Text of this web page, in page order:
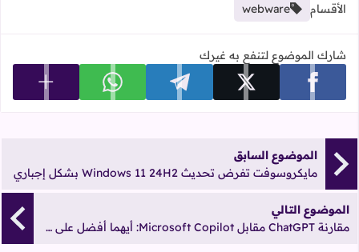
الأقسام webware
شارك الموضوع لتنفع به غيرك
شارك على facebook شارك على x شارك على telegram شارك على whatsapp عرض
الموضوع السابق
مايكروسوفت تفرض تحديث Windows 11 24H2 بشكل إجباري
الموضوع التالي
مقارنة ChatGPT مقابل Microsoft Copilot: أيهما أفضل على Windows؟